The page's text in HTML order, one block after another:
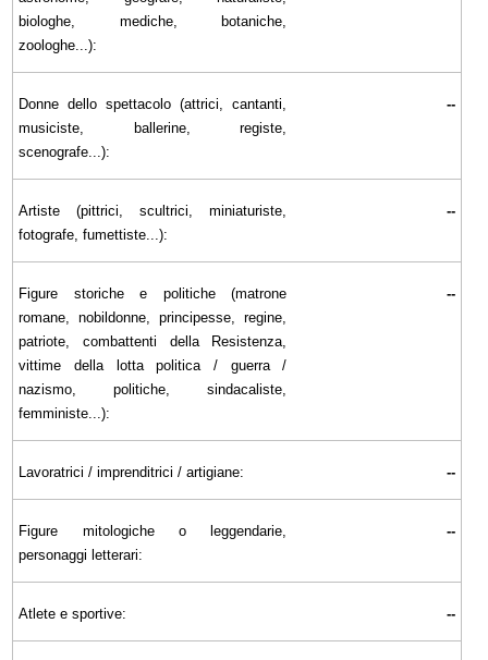
biologhe, mediche, botaniche,
zoologhe...):
Donne dello spettacolo (attrici, cantanti,
musiciste, ballerine, registe,
scenografe...):
--
Artiste (pittrici, scultrici, miniaturiste,
fotografe, fumettiste...):
--
Figure storiche e politiche (matrone
romane, nobildonne, principesse, regine,
patriote, combattenti della Resistenza,
vittime della lotta politica / guerra /
nazismo, politiche, sindacaliste,
femministe...):
--
Lavoratrici / imprenditrici / artigiane: --
Figure mitologiche o leggendarie,
personaggi letterari:
--
Atlete e sportive: --